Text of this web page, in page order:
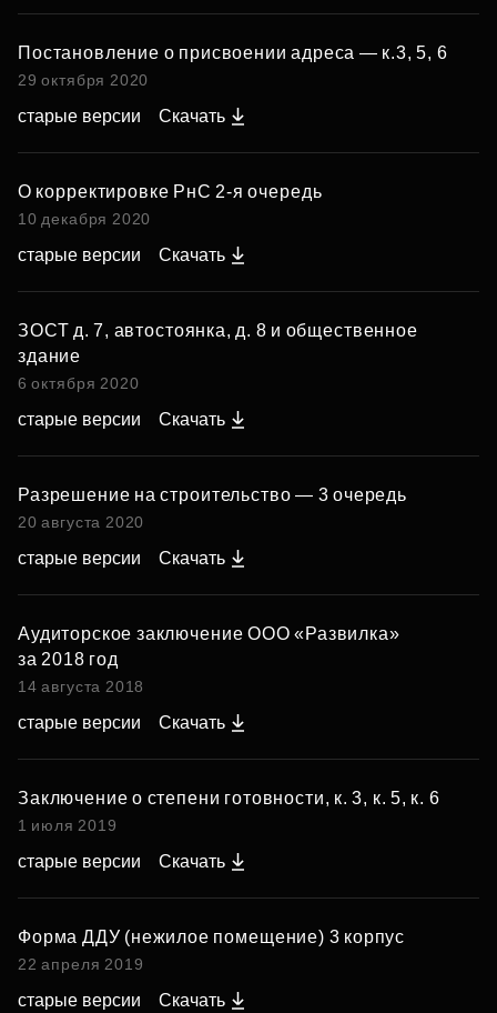
Постановление о присвоении адреса — к.3, 5, 6
29 октября 2020
старые версии Скачать
О корректировке РнС 2‑я очередь
10 декабря 2020
старые версии Скачать
ЗОСТ д. 7, автостоянка, д. 8 и общественное
здание
6 октября 2020
старые версии Скачать
Разрешение на строительство — 3 очередь
20 августа 2020
старые версии Скачать
Аудиторское заключение ООО «Развилка»
за 2018 год
14 августа 2018
старые версии Скачать
Заключение о степени готовности, к. 3, к. 5, к. 6
1 июля 2019
старые версии Скачать
Форма ДДУ (нежилое помещение) 3 корпус
22 апреля 2019
старые версии Скачать